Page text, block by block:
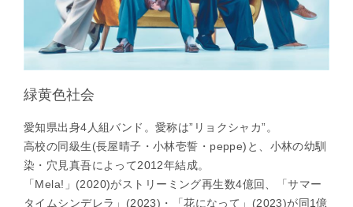
緑黄色社会
愛知県出身4人組バンド。愛称は”リョクシャカ”。
高校の同級生(長屋晴子・小林壱誓・peppe)と、小林の幼馴
染・穴見真吾によって2012年結成。
「Mela!」(2020)がストリーミング再生数4億回、「サマー
タイムシンデレラ」(2023)・「花になって」(2023)が同1億